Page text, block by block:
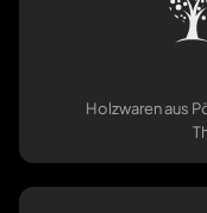
Holzwaren aus